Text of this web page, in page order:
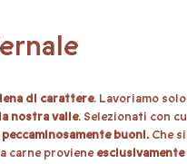
di carattere. Lavoriamo
nostra valle. Selezionati con
peccaminosamente buoni. Che
carne proviene esclusivamente
e immergiti nel divertimento
paradiso escursionisticoed è
off. Nella nostra Spritzeria,
del ghiacciaio della Val
rilassante, diabolicamente
farai la discesa a valle,
Roter Kofel.